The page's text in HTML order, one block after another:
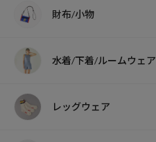
財布/小物
水着/下着/ルームウェア
レッグウェア